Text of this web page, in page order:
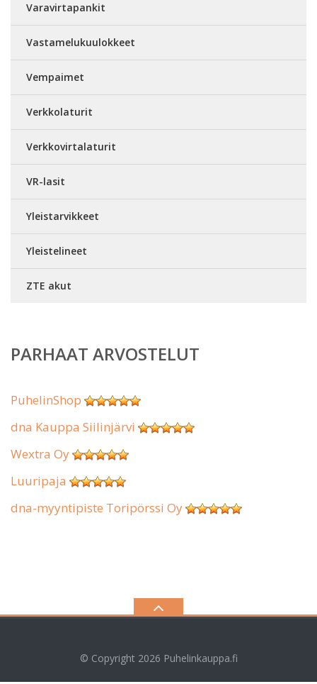
Varavirtapankit
Vastamelukuulokkeet
Vempaimet
Verkkolaturit
Verkkovirtalaturit
VR-lasit
Yleistarvikkeet
Yleistelineet
ZTE akut
PARHAAT ARVOSTELUT
PuhelinShop
dna Kauppa Siilinjärvi
Wextra Oy
Luuripaja
dna-myyntipiste Toripörssi Oy
© Copyright 2026 Puhelinkauppa.fi